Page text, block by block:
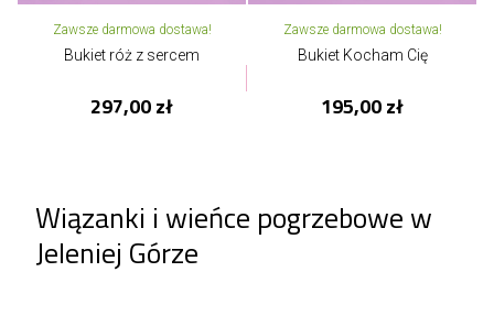
Zawsze darmowa dostawa!
Bukiet róż z sercem
297,00 zł
Zawsze darmowa dostawa!
Bukiet Kocham Cię
195,00 zł
Wiązanki i wieńce pogrzebowe w
Jeleniej Górze